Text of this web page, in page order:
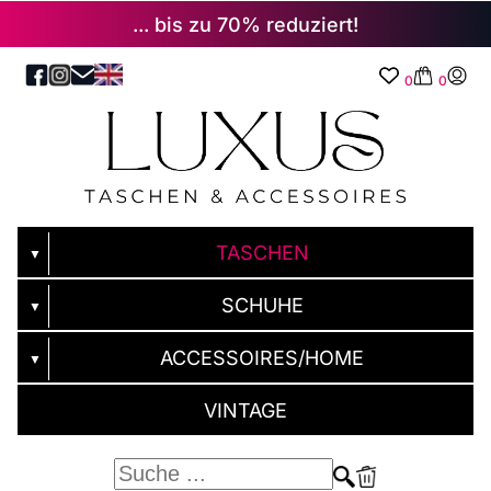
... bis zu 70% reduziert!
0 0
▼ TASCHEN
▼ SCHUHE
▼ ACCESSOIRES/HOME
VINTAGE